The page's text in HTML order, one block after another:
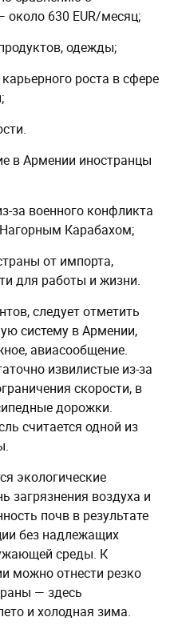
630 EUR/месяц;
одежды;
роста в сфере
в Армении иностранцы
за военного конфликта
Карабахом;
от импорта,
для работы и жизни.
следует отметить
систему в Армении,
авиасообщение.
извилистые из-за
скорости, в
дорожки.
считается одной из
экологические
загрязнения воздуха и
почв в результате
без надлежащих
среды. К
можно отнести резко
— здесь
и холодная зима.